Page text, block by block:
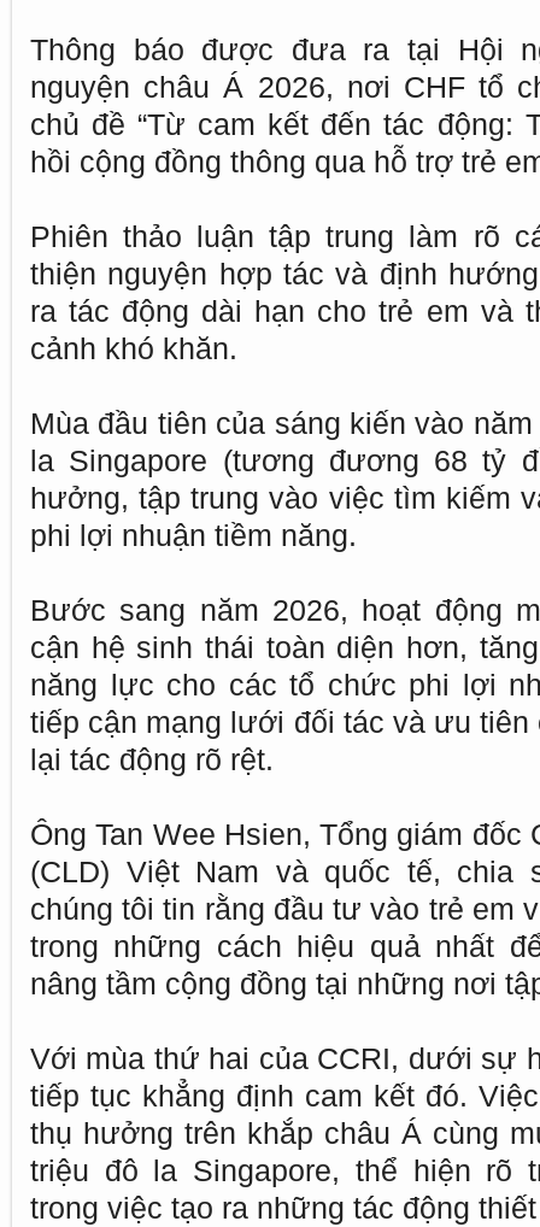
Thông báo được đưa ra tại Hội
nguyện châu Á 2026, nơi CHF tổ
chủ đề “Từ cam kết đến tác động:
hồi cộng đồng thông qua hỗ trợ trẻ
Phiên thảo luận tập trung làm rõ
thiện nguyện hợp tác và định
ra tác động dài hạn cho trẻ em và
cảnh khó khăn.
Mùa đầu tiên của sáng kiến vào
la Singapore (tương đương 68 tỷ
hưởng, tập trung vào việc tìm kiếm
phi lợi nhuận tiềm năng.
Bước sang năm 2026, hoạt động
cận hệ sinh thái toàn diện hơn,
năng lực cho các tổ chức phi lợi
tiếp cận mạng lưới đối tác và ưu tiên
lại tác động rõ rệt.
Ông Tan Wee Hsien, Tổng giám đốc
(CLD) Việt Nam và quốc tế, chia
chúng tôi tin rằng đầu tư vào trẻ em
trong những cách hiệu quả nhất
nâng tầm cộng đồng tại những nơi
Với mùa thứ hai của CCRI, dưới sự
tiếp tục khẳng định cam kết đó.
thụ hưởng trên khắp châu Á cùng
triệu đô la Singapore, thể hiện rõ
trong việc tạo ra những tác động